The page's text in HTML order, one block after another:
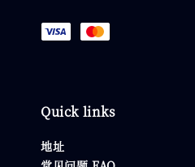
Quick links
地址